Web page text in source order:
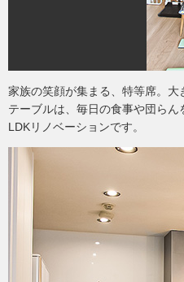
家族の笑顔が集まる、特等席。
テーブルは、毎日の食事や団ら
LDKリノベーションです。